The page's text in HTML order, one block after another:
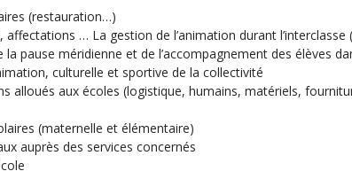
(restauration…)
… La gestion de l’animation durant l’interclasse
pause méridienne et de l’accompagnement des élèves
culturelle et sportive de la collectivité
alloués aux écoles (logistique, humains, matériels,
(maternelle et élémentaire)
auprès des services concernés